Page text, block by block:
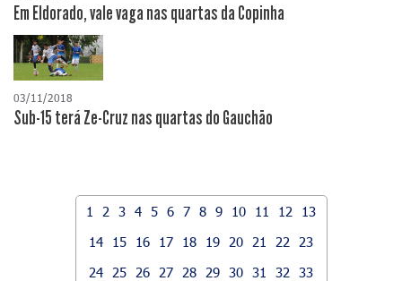
Em Eldorado, vale vaga nas quartas da Copinha
03/11/2018
Sub-15 terá Ze-Cruz nas quartas do Gauchão
1 2 3 4 5 6 7 8 9 10 11 12
13
14
15 16 17 18 19 20 21 22
23
24
25 26 27 28 29 30 31 32
33